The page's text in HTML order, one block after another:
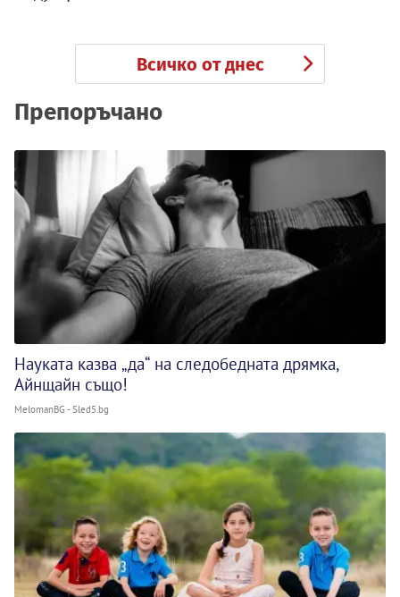
Всичко от днес
Препоръчано
Науката казва „да“ на следобедната дрямка,
Айнщайн също!
MelomanBG - Sled5.bg